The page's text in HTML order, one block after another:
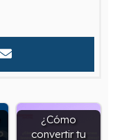
¿Cómo
convertir tu